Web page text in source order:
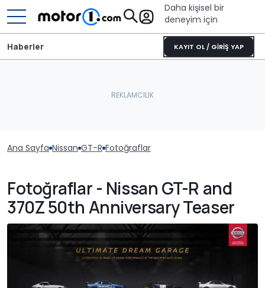
Daha kişisel bir
deneyim için
KAYIT OL / GİRİŞ YAP
Haberler
Ana Sayfa Nissan GT-R Fotoğraflar
Fotoğraflar - Nissan GT-R and
370Z 50th Anniversary Teaser